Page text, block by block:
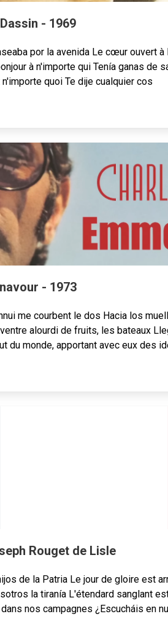
- 1969
por la avenida Le cœur ouvert à
à n'importe qui Tenía ganas de
quoi Te dije cualquier cos
- 1973
me courbent le dos Hacia los
alourdi de fruits, les bateaux
du monde, apportant avec eux des
Rouget de Lisle
de la Patria Le jour de gloire est
la tiranía L'étendard sanglant
nos campagnes ¿Escucháis en